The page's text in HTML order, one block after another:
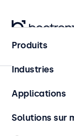
Accueil
Écrans
Écrans tactiles de
réglable et
repose-pieds
Produits
Industries
Applications
Solutions sur